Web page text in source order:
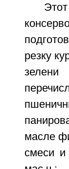
резку
зелени
масле
смеси